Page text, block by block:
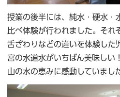
授業の後半には、純水・硬水・
比べ体験が行われました。それ
舌ざわりなどの違いを体験した
宮の水道水がいちばん美味しい
山の水の恵みに感動していまし